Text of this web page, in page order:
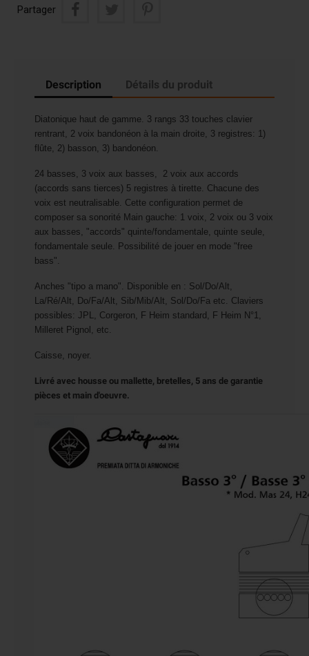
Partager
Description Détails du produit
Diatonique haut de gamme. 3 rangs 33 touches clavier
rentrant, 2 voix bandonéon à la main droite, 3 registres: 1)
flûte, 2) basson, 3) bandonéon.
24 basses, 3 voix aux basses, 2 voix aux accords
(accords sans tierces) 5 registres à tirette. Chacune des
voix est neutralisable. Cette configuration permet de
composer sa sonorité Main gauche: 1 voix, 2 voix ou 3 voix
aux basses, "accords" quinte/fondamentale, quinte seule,
fondamentale seule. Possibilité de jouer en mode "free
bass".
Anches "tipo a mano". Disponible en : Sol/Do/Alt,
La/Ré/Alt, Do/Fa/Alt, Sib/Mib/Alt, Sol/Do/Fa etc. Claviers
possibles: JPL, Corgeron, F Heim standard, F Heim N°1,
Milleret Pignol, etc.
Caisse, noyer.
Livré avec housse ou mallette, bretelles, 5 ans de garantie
pièces et main d'oeuvre.